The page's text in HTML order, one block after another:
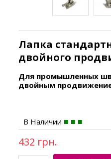
Лапка
двойного
Для промышленных
двойным
В Наличии
432 грн.